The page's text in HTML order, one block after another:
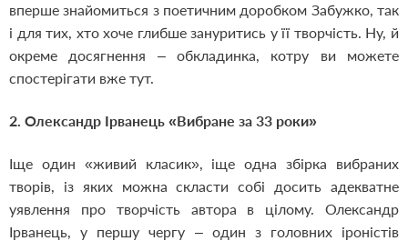
вперше знайомиться з поетичним доробком Забужко, так
і для тих, хто хоче глибше зануритись у її творчість. Ну, й
окреме досягнення – обкладинка, котру ви можете
спостерігати вже тут.
2. Олександр Ірванець «Вибране за 33 роки»
Іще один «живий класик», іще одна збірка вибраних
творів, із яких можна скласти собі досить адекватне
уявлення про творчість автора в цілому. Олександр
Ірванець, у першу чергу – один з головних іроністів